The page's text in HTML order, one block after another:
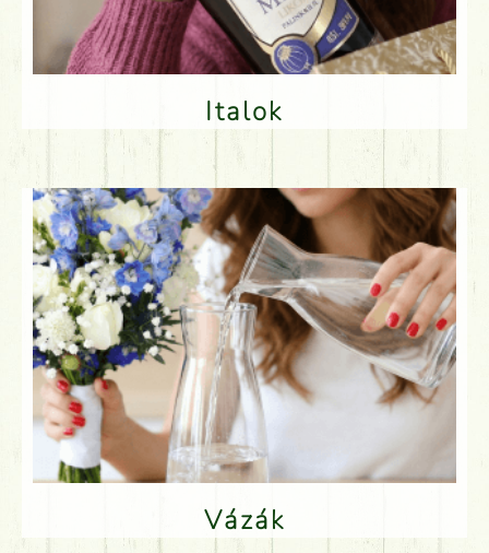
Italok
Vázák